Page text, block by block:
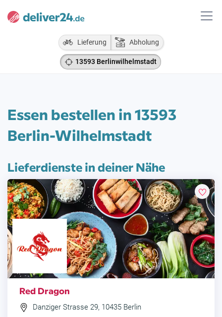
Lieferung Abholung
13593 Berlinwilhelmstadt
Essen bestellen in 13593
Berlin-Wilhelmstadt
Lieferdienste in deiner Nähe
Red Dragon
Danziger Strasse 29, 10435 Berlin